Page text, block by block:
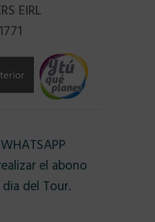
EIRL
el abono
del Tour.